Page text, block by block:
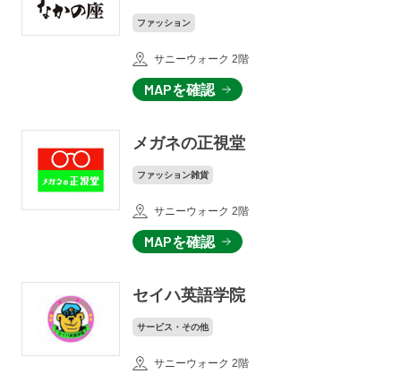
ファッション
サニーウォーク 2階
MAPを確認
メガネの正視堂
ファッション雑貨
サニーウォーク 2階
MAPを確認
セイハ英語学院
サービス・その他
サニーウォーク 2階